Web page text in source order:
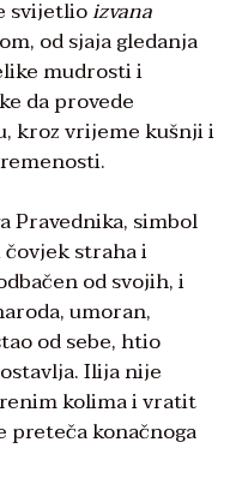
svijetlioizvana
od sjaja gledanja
mudrosti i
da provede
kroz vrijeme kušnji i
Pravednika, simbol
straha i
od svojih, i
umoran,
od sebe, htio
Ilija nije
kolima i vratit
preteča konačnoga